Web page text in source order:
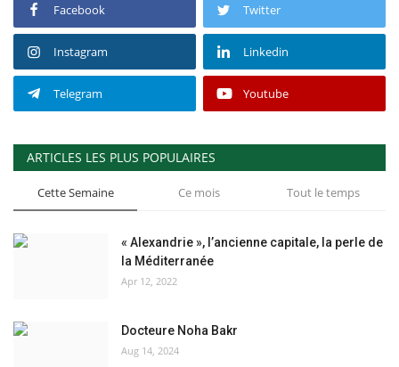
Facebook Twitter
Instagram Linkedin
Telegram Youtube
ARTICLES LES PLUS POPULAIRES
Cette Semaine Ce mois Tout le temps
« Alexandrie », l’ancienne capitale, la perle de
la Méditerranée
Apr 12, 2022
Docteure Noha Bakr
Aug 14, 2024